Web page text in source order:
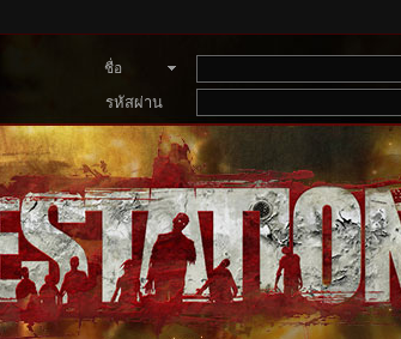
ชื่อ
สมาชิก
รหัสผ่าน